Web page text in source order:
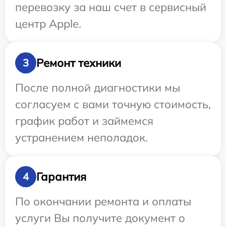
перевозку за наш счет в сервисный
центр Apple.
3
Ремонт техники
После полной диагностики мы
согласуем с вами точную стоимость,
график работ и займемся
устранением неполадок.
4
Гарантия
По окончании ремонта и оплаты
услуги Вы получите документ о